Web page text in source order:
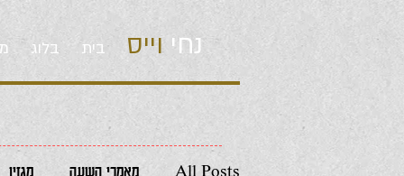
בית בלוג נחי וייס
All Posts מאמרי השעה מגזין